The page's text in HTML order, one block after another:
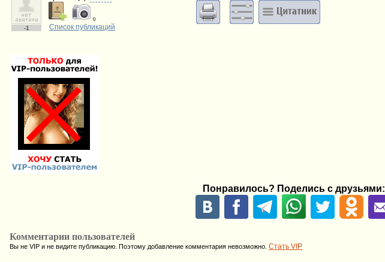
-1
0
Список публикаций
Понравилось? Поделись с друзьями:
Комментарии пользователей
Вы не VIP и не видите публикацию. Поэтому добавление комментария невозможно. Стать VIP